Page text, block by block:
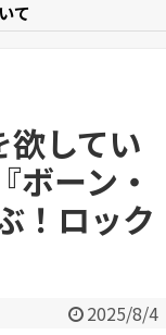
て
してい
ボーン・
！ロック
2025/8/4